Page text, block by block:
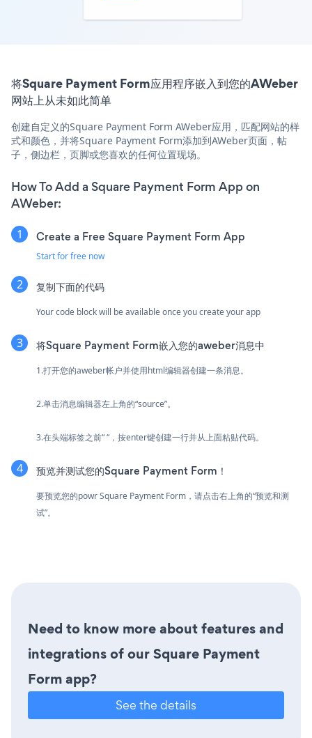
将Square Payment Form应用程序嵌入到您的AWeber
网站上从未如此简单
创建自定义的Square Payment Form AWeber应用，匹配网站的样
式和颜色，并将Square Payment Form添加到AWeber页面，帖
子，侧边栏，页脚或您喜欢的任何位置现场。
How To Add a Square Payment Form App on
AWeber:
Create a Free Square Payment Form App
Start for free now
复制下面的代码
Your code block will be available once you create your app
将Square Payment Form嵌入您的aweber消息中
1.打开您的aweber帐户并使用html编辑器创建一条消息。
2.单击消息编辑器左上角的“source”。
3.在头端标签之前“ “，按enter键创建一行并从上面粘贴代码。
预览并测试您的Square Payment Form！
要预览您的powr Square Payment Form，请点击右上角的“预览和测
试”。
Need to know more about features and
integrations of our Square Payment
Form app?
See the details